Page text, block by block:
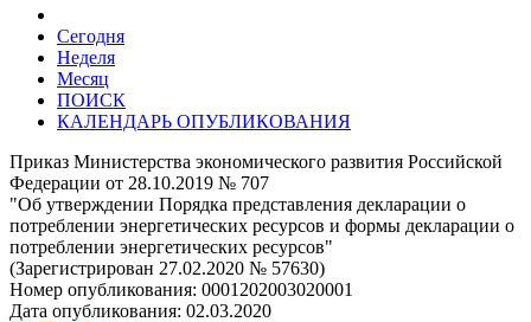
Сегодня
Неделя
Месяц
ПОИСК
КАЛЕНДАРЬ ОПУБЛИКОВАНИЯ
Приказ Министерства экономического развития Российской
Федерации от 28.10.2019 № 707
"Об утверждении Порядка представления декларации о
потреблении энергетических ресурсов и формы декларации о
потреблении энергетических ресурсов"
(Зарегистрирован 27.02.2020 № 57630)
Номер опубликования: 0001202003020001
Дата опубликования: 02.03.2020